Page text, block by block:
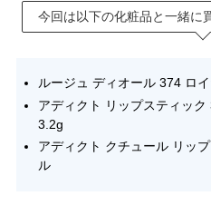
今回は以下の化粧品と一緒に
ルージュ ディオール 374 ロ
アディクト リップスティッ
3.2g
アディクト クチュール リッ
ル